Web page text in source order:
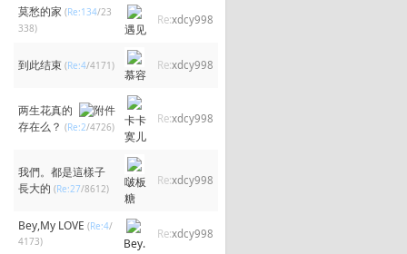
莫愁的家 (Re:134/23
338)
遇见
Re:xdcy998
到此结束 (Re:4/4171)
慕容
Re:xdcy998
两生花真的
存在么？ (Re:2/4726)
卡卡
寞儿
Re:xdcy998
我們。都是這樣子
長大的 (Re:27/8612)
啵板
糖
Re:xdcy998
Bey,My LOVE (Re:4/
4173)
Bey.
Re:xdcy998